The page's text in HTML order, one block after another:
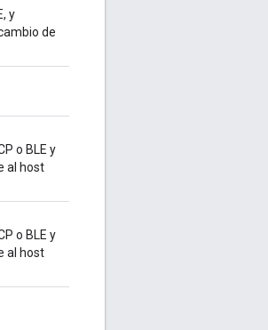
y
de
o BLE y
al host
o BLE y
al host